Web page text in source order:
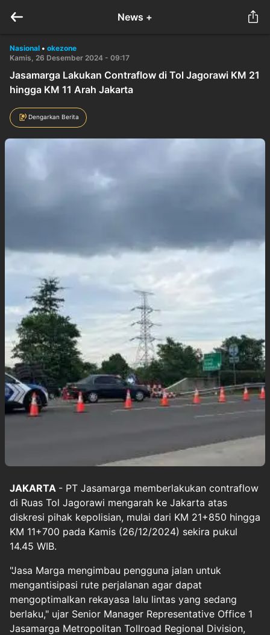
News +
Nasional • okezone
Kamis, 26 Desember 2024 - 09:17
Jasamarga Lakukan Contraflow di Tol Jagorawi KM 21
hingga KM 11 Arah Jakarta
Dengarkan Berita
JAKARTA - PT Jasamarga memberlakukan contraflow
di Ruas Tol Jagorawi mengarah ke Jakarta atas
diskresi pihak kepolisian, mulai dari KM 21+850 hingga
KM 11+700 pada Kamis (26/12/2024) sekira pukul
14.45 WIB.
"Jasa Marga mengimbau pengguna jalan untuk
mengantisipasi rute perjalanan agar dapat
mengoptimalkan rekayasa lalu lintas yang sedang
berlaku," ujar Senior Manager Representative Office 1
Jasamarga Metropolitan Tollroad Regional Division,